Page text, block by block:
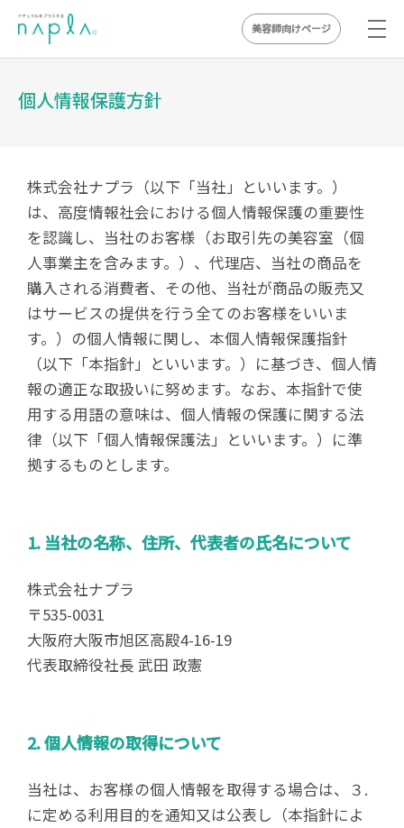
content
美容師向けページ
個人情報保護方針
株式会社ナプラ（以下「当社」といいます。）
は、高度情報社会における個人情報保護の重要性
を認識し、当社のお客様（お取引先の美容室（個
人事業主を含みます。）、代理店、当社の商品を
購入される消費者、その他、当社が商品の販売又
はサービスの提供を行う全てのお客様をいいま
す。）の個人情報に関し、本個人情報保護指針
（以下「本指針」といいます。）に基づき、個人情
報の適正な取扱いに努めます。なお、本指針で使
用する用語の意味は、個人情報の保護に関する法
律（以下「個人情報保護法」といいます。）に準
拠するものとします。
1. 当社の名称、住所、代表者の氏名について
株式会社ナプラ
〒535-0031
大阪府大阪市旭区高殿4-16-19
代表取締役社長 武田 政憲
2. 個人情報の取得について
当社は、お客様の個人情報を取得する場合は、３.
に定める利用目的を通知又は公表し（本指針によ